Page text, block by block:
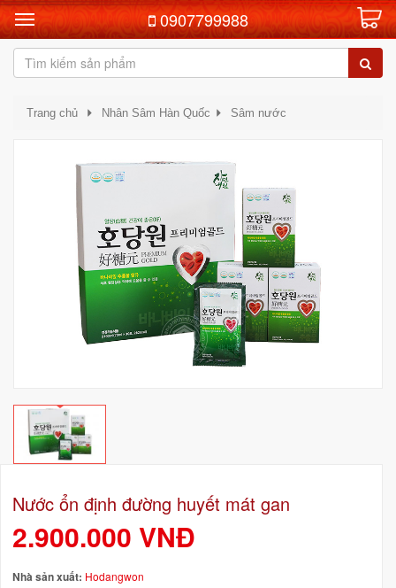
0907799988
Trang chủ Nhân Sâm Hàn Quốc Sâm nước
Nước ổn định đường huyết mát gan
2.900.000 VNĐ
Nhà sản xuất: Hodangwon